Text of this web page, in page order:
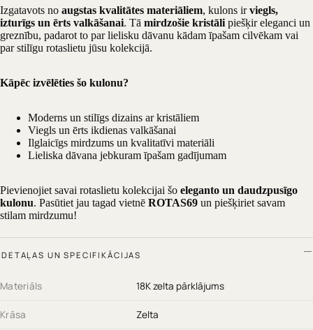
Izgatavots no augstas kvalitātes materiāliem, kulons irviegls,
izturīgs un ērts valkāšanai. Tā mirdzošie kristāli piešķir eleganci un
greznību, padarot to par lielisku dāvanu kādam īpašam cilvēkam vai
par stilīgu rotaslietu jūsu kolekcijā.
Kāpēc izvēlēties šo kulonu?
Moderns un stilīgs dizains ar kristāliem
Viegls un ērts ikdienas valkāšanai
Ilglaicīgs mirdzums un kvalitatīvi materiāli
Lieliska dāvana jebkuram īpašam gadījumam
Pievienojiet savai rotaslietu kolekcijai šo eleganto un daudzpusīgo
kulonu. Pasūtiet jau tagad vietnē ROTAS69 un piešķiriet savam
stilam mirdzumu!
DETAĻAS UN SPECIFIKĀCIJAS
Materiāls 18K zelta pārklājums
Krāsa Zelta